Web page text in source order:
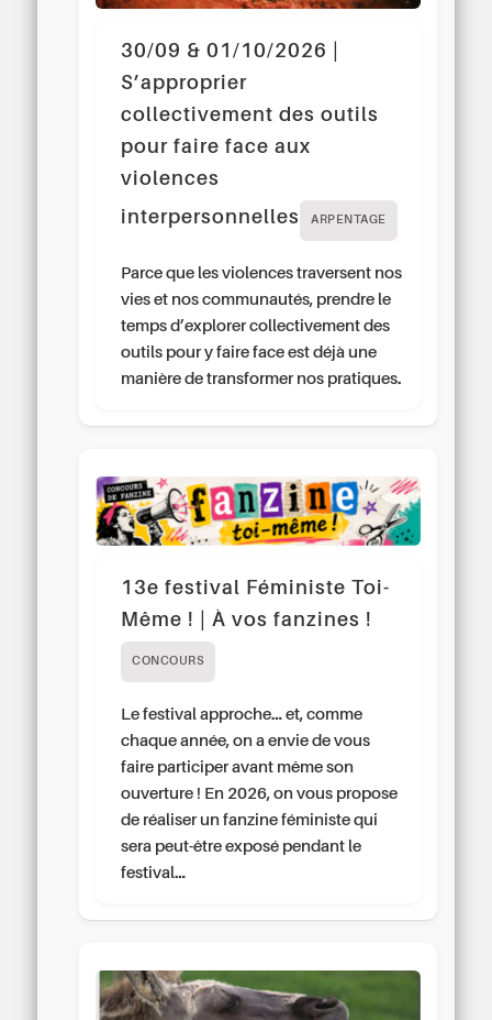
30/09 & 01/10/2026 |
S’approprier
collectivement des outils
pour faire face aux
violences
interpersonnelles
ARPENTAGE
Parce que les violences traversent nos
vies et nos communautés, prendre le
temps d’explorer collectivement des
outils pour y faire face est déjà une
manière de transformer nos pratiques.
13e festival Féministe Toi-
Même ! | À vos fanzines !
CONCOURS
Le festival approche… et, comme
chaque année, on a envie de vous
faire participer avant même son
ouverture ! En 2026, on vous propose
de réaliser un fanzine féministe qui
sera peut-être exposé pendant le
festival…